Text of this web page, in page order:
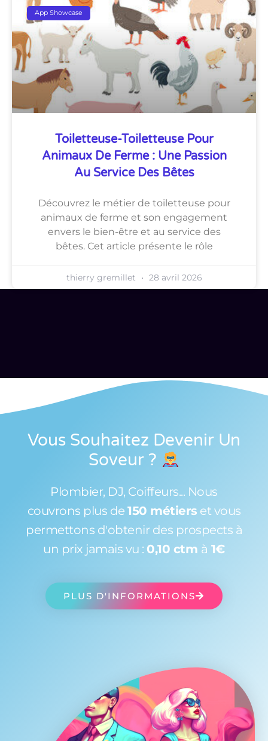
App Showcase
Toiletteuse-Toiletteuse Pour
Animaux De Ferme : Une Passion
Au Service Des Bêtes
Découvrez le métier de toiletteuse pour
animaux de ferme et son engagement
envers le bien-être et au service des
bêtes. Cet article présente le rôle
thierry gremillet 28 avril 2026
Vous Souhaitez Devenir Un
Soveur ?
Plombier, DJ, Coiffeurs... Nous
couvrons plus de 150 métiers et vous
permettons d'obtenir des prospects à
un prix jamais vu : 0,10 ctm à 1€
PLUS D'INFORMATIONS